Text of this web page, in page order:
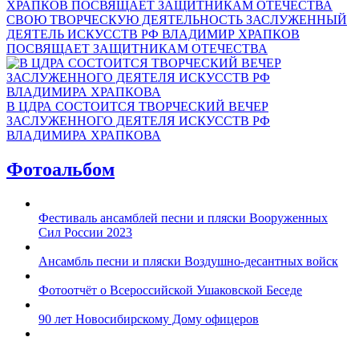
СВОЮ ТВОРЧЕСКУЮ ДЕЯТЕЛЬНОСТЬ ЗАСЛУЖЕННЫЙ
ДЕЯТЕЛЬ ИСКУССТВ РФ ВЛАДИМИР ХРАПКОВ
ПОСВЯЩАЕТ ЗАЩИТНИКАМ ОТЕЧЕСТВА
В ЦДРА СОСТОИТСЯ ТВОРЧЕСКИЙ ВЕЧЕР
ЗАСЛУЖЕННОГО ДЕЯТЕЛЯ ИСКУССТВ РФ
ВЛАДИМИРА ХРАПКОВА
Фотоальбом
Фестиваль ансамблей песни и пляски Вооруженных
Сил России 2023
Ансамбль песни и пляски Воздушно-десантных войск
Фотоотчёт о Всероссийской Ушаковской Беседе
90 лет Новосибирскому Дому офицеров